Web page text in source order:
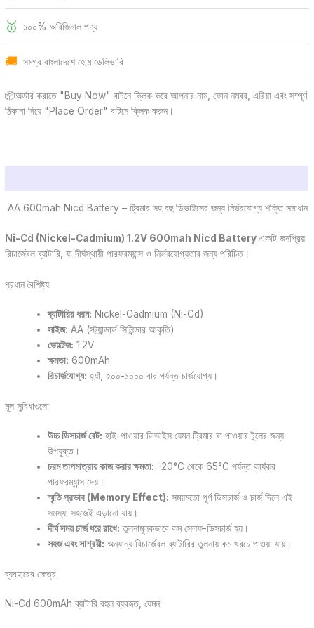
🥇 ১০০% অরিজিনাল পণ্য
🚚 সমগ্র বাংলাদেশে হোম ডেলিভারি
📦অর্ডার করাতে "Buy Now" বাটনে ক্লিক করে আপনার নাম, ফোন নম্বর, এরিয়া এবং সম্পূর্ণ
ঠিকানা দিয়ে "Place Order" বাটনে ক্লিক করুন।
AA 600mah Nicd Battery – ট্রিমার সহ বহু ডিভাইসের জন্য নির্ভরযোগ্য শক্তি সমাধান
Ni-Cd (Nickel-Cadmium) 1.2V 600mah Nicd Battery একটি জনপ্রিয়
রিচার্জেবল ব্যাটারি, যা দীর্ঘস্থায়ী পারফরম্যান্স ও নির্ভরযোগ্যতার জন্য পরিচিত।
প্রধান বৈশিষ্ট্য:
ব্যাটারির ধরন: Nickel-Cadmium (Ni-Cd)
সাইজ: AA (স্ট্যান্ডার্ড সিলিন্ডার আকৃতি)
ভোল্টেজ: 1.2V
ক্ষমতা: 600mAh
রিচার্জযোগ্য: হ্যাঁ, ৫০০-১০০০ বার পর্যন্ত চার্জযোগ্য।
মূল সুবিধাগুলো:
উচ্চ ডিসচার্জ রেট: হাই-পাওয়ার ডিভাইস যেমন ট্রিমার বা পাওয়ার টুলের জন্য
উপযুক্ত।
চরম তাপমাত্রায় কাজ করার ক্ষমতা: -20°C থেকে 65°C পর্যন্ত কার্যকর
পারফরম্যান্স দেয়।
স্মৃতি প্রভাব (Memory Effect): সময়মতো পূর্ণ ডিসচার্জ ও চার্জ দিলে এই
সমস্যা সহজেই এড়ানো যায়।
দীর্ঘ সময় চার্জ ধরে রাখে: তুলনামূলকভাবে কম সেলফ-ডিসচার্জ হয়।
সহজ এবং সাশ্রয়ী: অন্যান্য রিচার্জেবল ব্যাটারির তুলনায় কম খরচে পাওয়া যায়।
ব্যবহারের ক্ষেত্র:
Ni-Cd 600mAh ব্যাটারি বহুল ব্যবহৃত, যেমন: